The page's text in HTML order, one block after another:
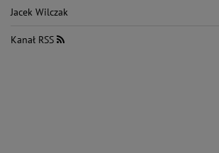
Jacek Wilczak
Kanał RSS